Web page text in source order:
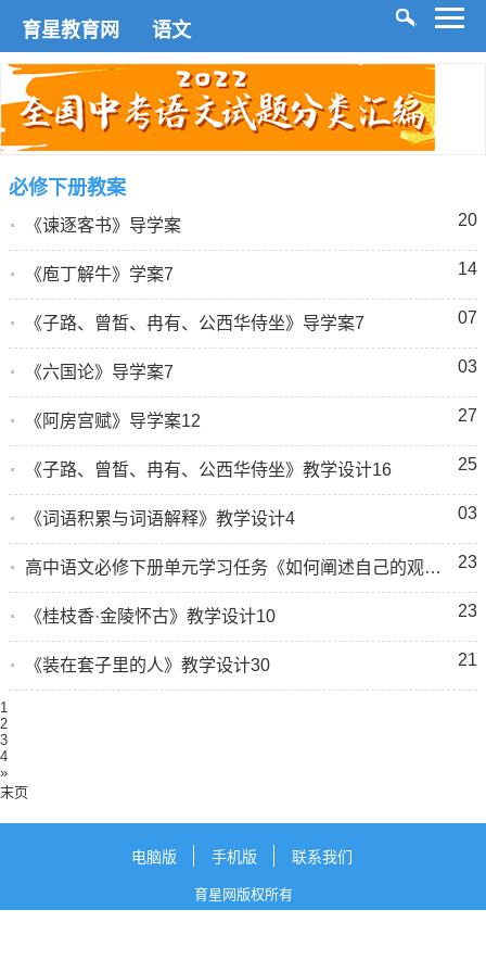
育星教育网 语文
必修下册教案
20
《谏逐客书》导学案
14
《庖丁解牛》学案7
07
《子路、曾皙、冉有、公西华侍坐》导学案7
03
《六国论》导学案7
27
《阿房宫赋》导学案12
25
《子路、曾皙、冉有、公西华侍坐》教学设计16
03
《词语积累与词语解释》教学设计4
23
高中语文必修下册单元学习任务《如何阐述自己的观点》教学设计
23
《桂枝香·金陵怀古》教学设计10
21
《装在套子里的人》教学设计30
1
2
3
4
»
末页
电脑版 手机版 联系我们
育星网版权所有